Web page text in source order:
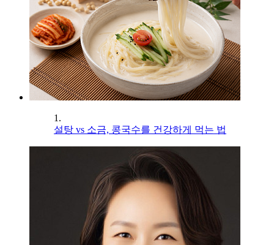
1.
설탕 vs 소금, 콩국수를 건강하게 먹는 법